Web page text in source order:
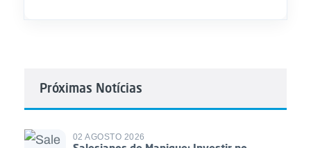
Próximas Notícias
02 AGOSTO 2026